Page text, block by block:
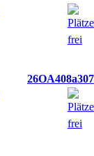
26OA408a307